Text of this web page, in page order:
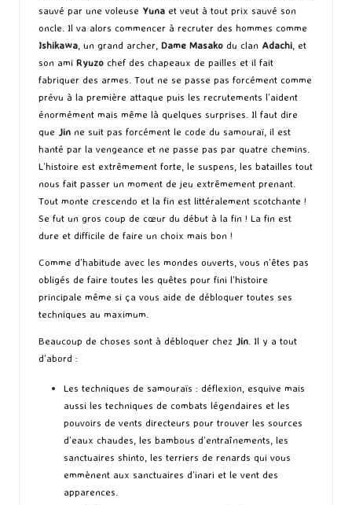
sauvé par une voleuse Yuna et veut à tout prix sauvé son
oncle. Il va alors commencer à recruter des hommes comme
Ishikawa , un grand archer, Dame Masako du clan Adachi , et
son ami Ryuzo chef des chapeaux de pailles et il fait
fabriquer des armes. Tout ne se passe pas forcément comme
prévu à la première attaque puis les recrutements l’aident
énormément mais même là quelques surprises. Il faut dire
que Jin ne suit pas forcément le code du samouraï, il est
hanté par la vengeance et ne passe pas par quatre chemins.
L’histoire est extrêmement forte, le suspens, les batailles tout
nous fait passer un moment de jeu extrêmement prenant.
Tout monte crescendo et la fin est littéralement scotchante !
Se fut un gros coup de cœur du début à la fin ! La fin est
dure et difficile de faire un choix mais bon !
Comme d’habitude avec les mondes ouverts, vous n’êtes pas
obligés de faire toutes les quêtes pour fini l’histoire
principale même si ça vous aide de débloquer toutes ses
techniques au maximum.
Beaucoup de choses sont à débloquer chez Jin . Il y a tout
d’abord :
Les techniques de samouraïs : déflexion, esquive mais
aussi les techniques de combats légendaires et les
pouvoirs de vents directeurs pour trouver les sources
d’eaux chaudes, les bambous d’entraînements, les
sanctuaires shinto, les terriers de renards qui vous
emmènent aux sanctuaires d’inari et le vent des
apparences.